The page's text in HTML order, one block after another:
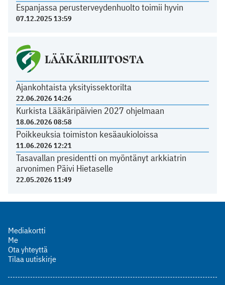
Espanjassa perusterveydenhuolto toimii hyvin
07.12.2025 13:59
LÄÄKÄRILIITOSTA
Ajankohtaista yksityissektorilta
22.06.2026 14:26
Kurkista Lääkäripäivien 2027 ohjelmaan
18.06.2026 08:58
Poikkeuksia toimiston kesäaukioloissa
11.06.2026 12:21
Tasavallan presidentti on myöntänyt arkkiatrin
arvonimen Päivi Hietaselle
22.05.2026 11:49
Mediakortti
Me
Ota yhteyttä
Tilaa uutiskirje